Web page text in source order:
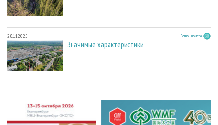
28.11.2025 Регион номера
Значимые характеристики